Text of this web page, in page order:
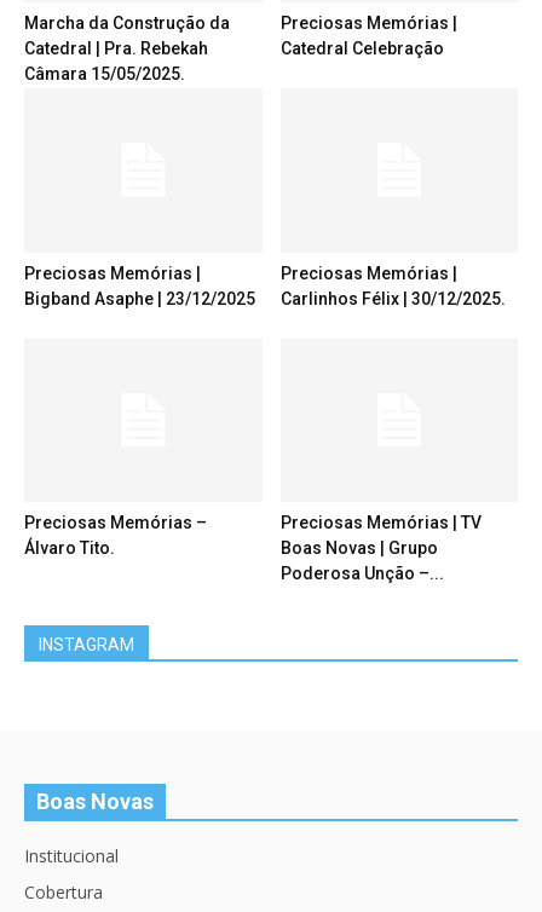
Marcha da Construção da
Catedral | Pra. Rebekah
Câmara 15/05/2025.
Preciosas Memórias |
Catedral Celebração
Preciosas Memórias |
Bigband Asaphe | 23/12/2025
Preciosas Memórias |
Carlinhos Félix | 30/12/2025.
Preciosas Memórias –
Álvaro Tito.
Preciosas Memórias | TV
Boas Novas | Grupo
Poderosa Unção –...
INSTAGRAM
Boas Novas
Institucional
Cobertura